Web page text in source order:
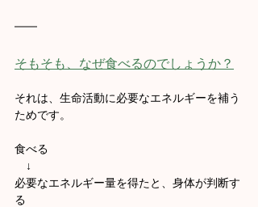
そもそも、なぜ食べるのでしょうか？
それは、生命活動に必要なエネルギーを補う
ためです。
食べる
↓
必要なエネルギー量を得たと、身体が判断す
る